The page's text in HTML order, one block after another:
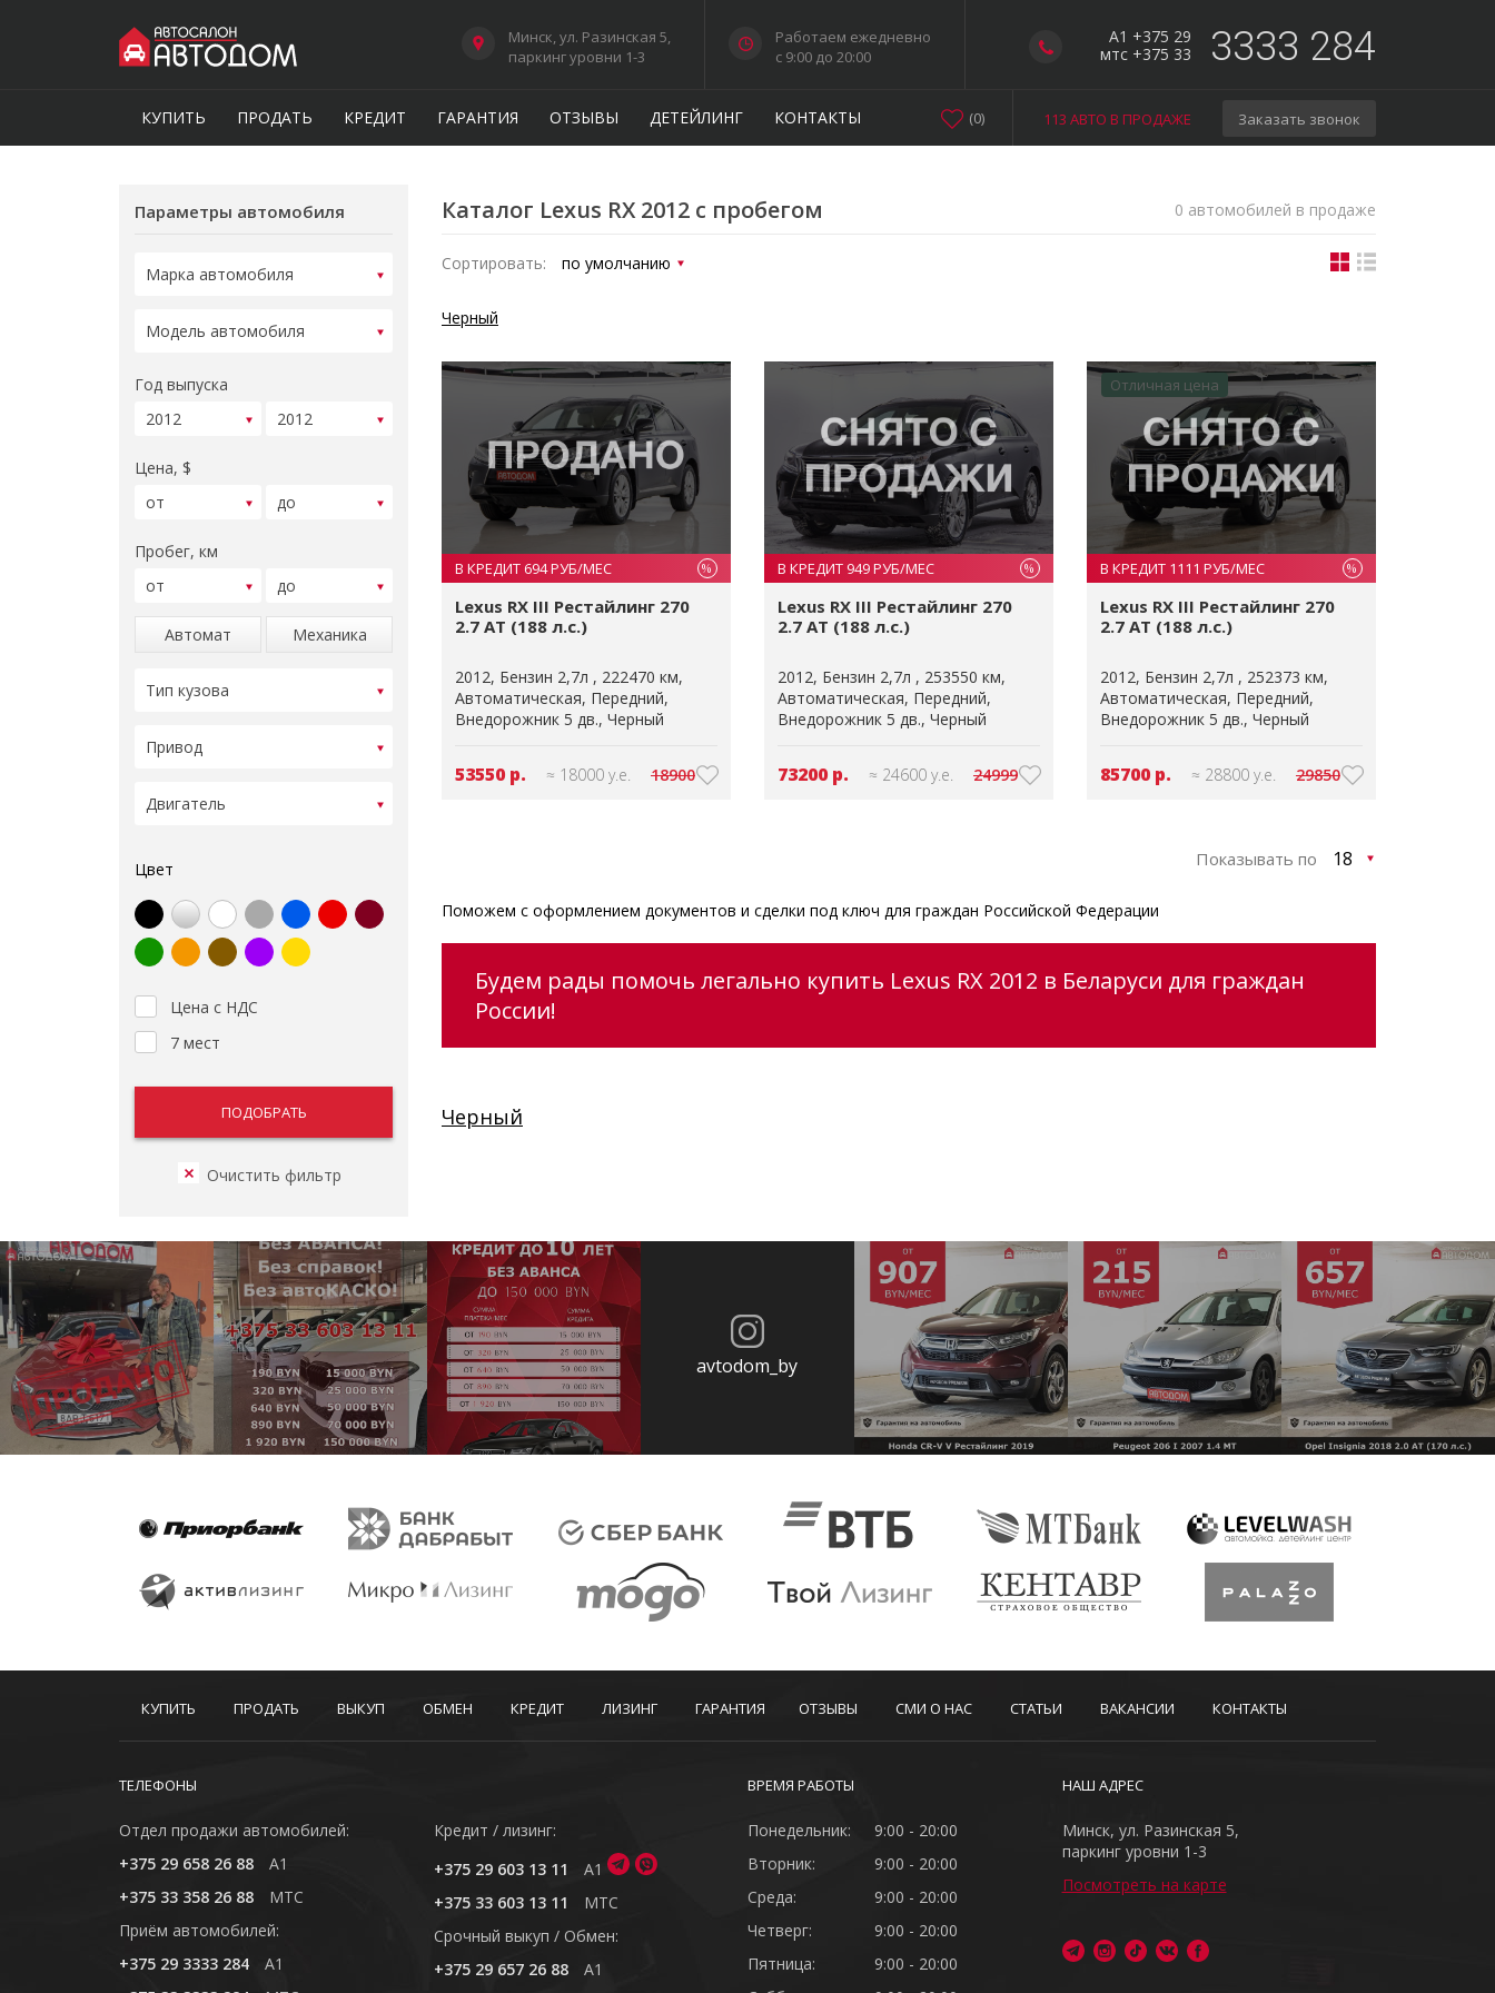
A1 +375 29
мтс +375 33
3333 284
Минск, ул. Разинская 5,
паркинг уровни 1-3
Работаем ежедневно
c 9:00 до 20:00
КУПИТЬ ПРОДАТЬ КРЕДИТ ГАРАНТИЯ ОТЗЫВЫ ДЕТЕЙЛИНГ КОНТАКТЫ 113 АВТО В ПРОДАЖЕ Заказать звонок
(0)
Параметры автомобиля
Год выпуска
Цена, $
Пробег, км
Автомат Механика
Цвет
Цена с НДС
7 мест
Каталог Lexus RX 2012 с пробегом 0 автомобилей в продаже
Сортировать:
Черный
В КРЕДИТ 694 РУБ/МЕС %
Lexus RX III Рестайлинг 270
2.7 AT (188 л.с.)
2012 Бензин 2,7л
222470 км
Автоматическая Передний
Внедорожник 5 дв. Черный
53550 р. ≈ 18000 у.е. 18900
В КРЕДИТ 949 РУБ/МЕС %
Lexus RX III Рестайлинг 270
2.7 AT (188 л.с.)
2012 Бензин 2,7л
253550 км
Автоматическая Передний
Внедорожник 5 дв. Черный
73200 р. ≈ 24600 у.е. 24999
Отличная цена
В КРЕДИТ 1111 РУБ/МЕС %
Lexus RX III Рестайлинг 270
2.7 AT (188 л.с.)
2012 Бензин 2,7л
252373 км
Автоматическая Передний
Внедорожник 5 дв. Черный
85700 р. ≈ 28800 у.е. 29850
Показывать по
Поможем с оформлением документов и сделки под ключ для граждан Российской Федерации
Будем рады помочь легально купить Lexus RX 2012 в Беларуси для граждан
России!
Черный
avtodom_by
КУПИТЬ ПРОДАТЬ ВЫКУП ОБМЕН КРЕДИТ ЛИЗИНГ ГАРАНТИЯ ОТЗЫВЫ СМИ О НАС СТАТЬИ ВАКАНСИИ КОНТАКТЫ
ТЕЛЕФОНЫ
Отдел продажи автомобилей:
+375 29 658 26 88
A1
+375 33 358 26 88
MTC
Приём автомобилей:
+375 29 3333 284
A1
Кредит / лизинг:
+375 29 603 13 11
A1
+375 33 603 13 11
MTC
Cрочный выкуп / Обмен:
+375 29 657 26 88
A1
ВРЕМЯ РАБОТЫ
Понедельник:
9:00 - 20:00
Вторник:
9:00 - 20:00
Среда:
9:00 - 20:00
Четверг:
9:00 - 20:00
Пятница:
9:00 - 20:00
НАШ АДРЕС
Минск, ул. Разинская 5,
паркинг уровни 1-3
Посмотреть на карте